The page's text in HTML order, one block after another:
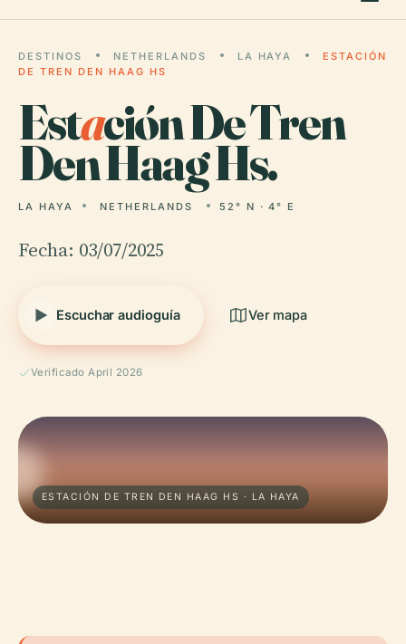
DESTINOS NETHERLANDS LA HAYA
ESTACIÓN
DE TREN DEN HAAG HS
Estación De Tren
Den Haag Hs.
LA HAYA NETHERLANDS 52° N · 4° E
Fecha: 03/07/2025
Escuchar audioguía Ver mapa
Verificado April 2026
ESTACIÓN DE TREN DEN HAAG HS · LA HAYA